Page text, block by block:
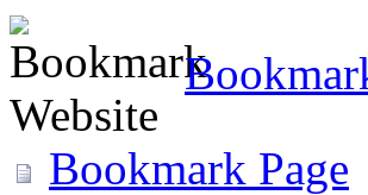
Bookmark Page